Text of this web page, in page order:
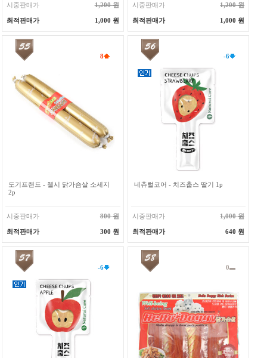
시중판매가 1,200 원
최적판매가 1,000 원
시중판매가 1,200 원
최적판매가 1,000 원
8
도기프랜드 - 첼시 닭가슴살 소세지
2p
시중판매가 800 원
최적판매가 300 원
-6
네츄럴코어 - 치즈춥스 딸기 1p
시중판매가 1,000 원
최적판매가 640 원
-6 0